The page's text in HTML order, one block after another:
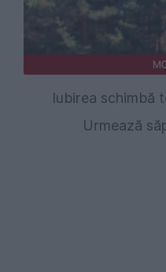
Iubirea schimbă
Urmează